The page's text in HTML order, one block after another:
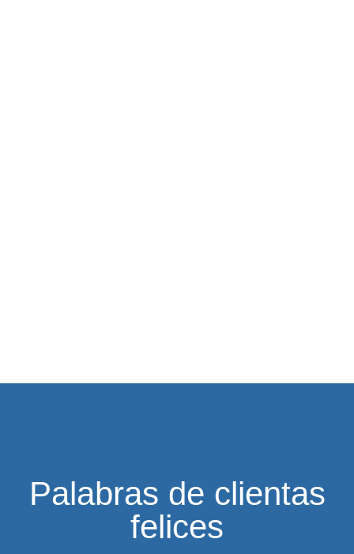
Palabras de clientas
felices